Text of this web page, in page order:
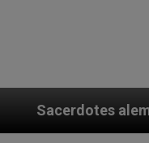
fieles al Papa